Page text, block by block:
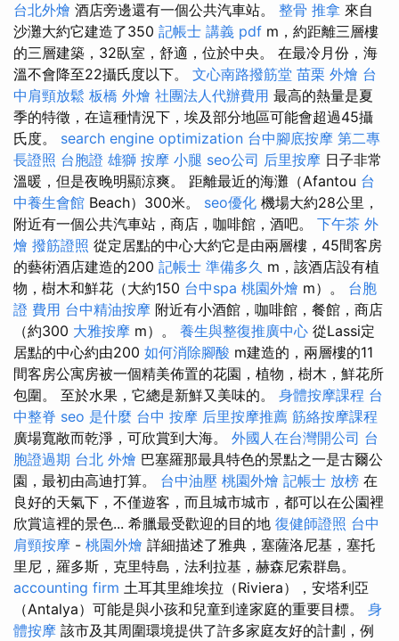
台北外燴 酒店旁邊還有一個公共汽車站。 整骨 推拿 來自
沙灘大約它建造了350 記帳士 講義 pdf m，約距離三層樓
的三層建築，32臥室，舒適，位於中央。 在最冷月份，海
溫不會降至22攝氏度以下。 文心南路撥筋堂 苗栗 外燴 台
中肩頸放鬆 板橋 外燴 社團法人代辦費用 最高的熱量是夏
季的特徵，在這種情況下，埃及部分地區可能會超過45攝
氏度。 search engine optimization 台中腳底按摩 第二專
長證照 台胞證 雄獅 按摩 小腿 seo公司 后里按摩 日子非常
溫暖，但是夜晚明顯涼爽。 距離最近的海灘（Afantou 台
中養生會館 Beach）300米。 seo優化 機場大約28公里，
附近有一個公共汽車站，商店，咖啡館，酒吧。 下午茶 外
燴 撥筋證照 從定居點的中心大約它是由兩層樓，45間客房
的藝術酒店建造的200 記帳士 準備多久 m，該酒店設有植
物，樹木和鮮花（大約150 台中spa 桃園外燴 m）。 台胞
證 費用 台中精油按摩 附近有小酒館，咖啡館，餐館，商店
（約300 大雅按摩 m）。 養生與整復推廣中心 從Lassi定
居點的中心約由200 如何消除腳酸 m建造的，兩層樓的11
間客房公寓房被一個精美佈置的花園，植物，樹木，鮮花所
包圍。 至於水果，它總是新鮮又美味的。 身體按摩課程 台
中整脊 seo 是什麼 台中 按摩 后里按摩推薦 筋絡按摩課程
廣場寬敞而乾淨，可欣賞到大海。 外國人在台灣開公司 台
胞證過期 台北 外燴 巴塞羅那最具特色的景點之一是古爾公
園，最初由高迪打算。 台中油壓 桃園外燴 記帳士 放榜 在
良好的天氣下，不僅遊客，而且城市城市，都可以在公園裡
欣賞這裡的景色... 希臘最受歡迎的目的地 復健師證照 台中
肩頸按摩 - 桃園外燴 詳細描述了雅典，塞薩洛尼基，塞托
里尼，羅多斯，克里特島，法利拉基，赫森尼索群島。
accounting firm 土耳其里維埃拉（Riviera），安塔利亞
（Antalya）可能是與小孩和兒童到達家庭的重要目標。 身
體按摩 該市及其周圍環境提供了許多家庭友好的計劃，例